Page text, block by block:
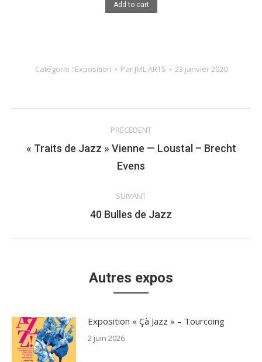
Add to cart
Catégorie : Exposition Par JML ARTS 23 janvier 2020
article
PRÉCÉDENT
Article
précédent
« Traits de Jazz » Vienne — Loustal – Brecht
Evens
SUIVANT
Article
:
40 Bulles de Jazz
Autres expos
Exposition « Çà Jazz » – Tourcoing
2 juin 2026